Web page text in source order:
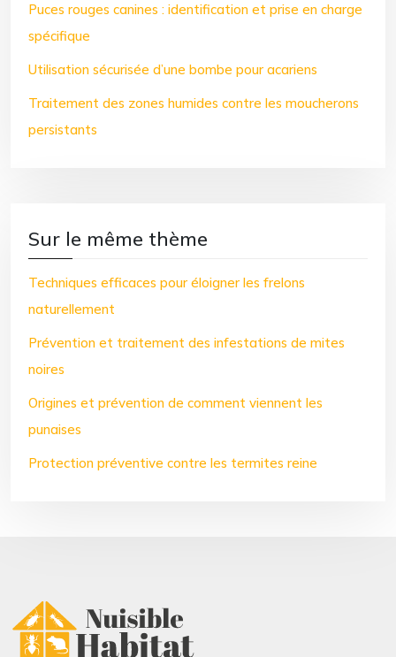
Puces rouges canines : identification et prise en charge
spécifique
Utilisation sécurisée d’une bombe pour acariens
Traitement des zones humides contre les moucherons
persistants
Sur le même thème
Techniques efficaces pour éloigner les frelons
naturellement
Prévention et traitement des infestations de mites
noires
Origines et prévention de comment viennent les
punaises
Protection préventive contre les termites reine